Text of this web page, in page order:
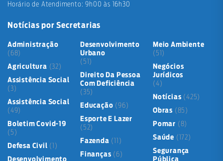
Horário de Atendimento: 9h00 às 16h30
Notícias por Secretarias
Administração
(68)
Agricultura (32)
Assistência Social
(3)
Assistência Social
(49)
Boletim Covid-19
(5)
Defesa Civil (1)
Desenvolvimento
Desenvolvimento
Urbano
(51)
Direito Da Pessoa
Com Deficiência
(35)
Educação (96)
Esporte E Lazer
(52)
Fazenda (11)
Finanças (6)
Meio Ambiente
(51)
Negócios
Jurídicos
(4)
Notícias (425)
Obras (85)
Pomar (8)
Saúde (172)
Segurança
Pública